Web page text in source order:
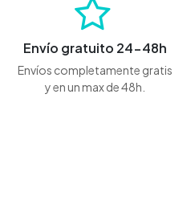
Envío gratuito 24-48h
Envíos completamente gratis
y en un max de 48h.